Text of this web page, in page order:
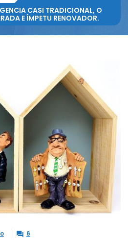
CASI TRADICIONAL, O
E ÍMPETU RENOVADOR.
 6